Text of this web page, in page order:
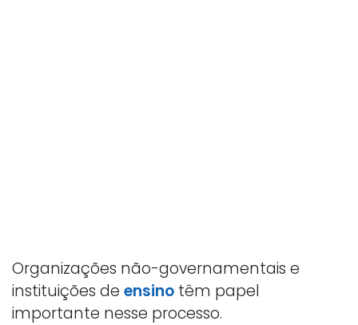
Organizações não-governamentais e
instituições de ensino têm papel
importante nesse processo.